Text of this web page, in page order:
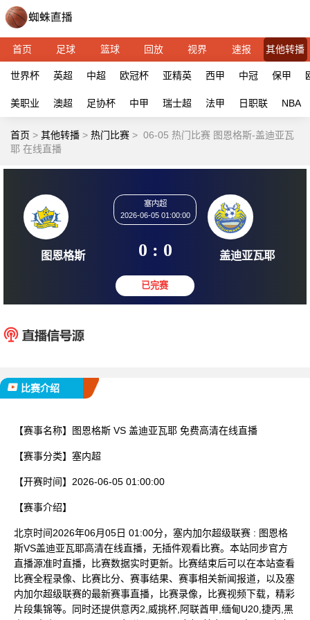
首页 足球 篮球 回放 视界 速报 其他转播
世界杯 英超 中超 欧冠杯 亚精英 西甲 中冠 保甲
美职业 澳超 足协杯 中甲 瑞士超 法甲 日职联 NBA
首页 > 其他转播 > 热门比赛 > 06-05 热门比赛 图恩格斯-盖迪亚瓦
耶 在线直播
2026-06-05 01:00:00
0 : 0
比赛介绍
【赛事名称】 图恩格斯 VS 盖迪亚瓦耶 免费高清在线直播
【赛事分类】 塞内超
【开赛时间】 2026-06-05 01:00:00
【赛事介绍】
北京时间2026年06月05日 01:00分，塞内加尔超级联赛 : 图恩格
斯VS盖迪亚瓦耶高清在线直播，无插件观看比赛。本站同步官方
直播源准时直播，比赛数据实时更新。比赛结束后可以在本站查看
比赛全程录像、比赛比分、赛事结果、赛事相关新闻报道，以及塞
内加尔超级联赛的最新赛事直播，比赛录像，比赛视频下载，精彩
片段集锦等。同时还提供意丙2,威挑杯,阿联酋甲,缅甸U20,捷丙,黑